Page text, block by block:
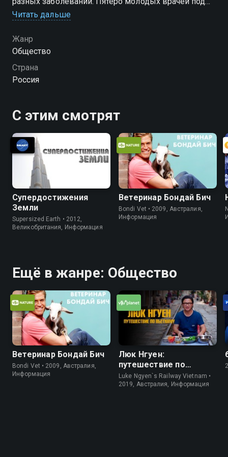
руководством более опытного куратора
людей
Читать дальше
Жанр
Общество
Страна
Россия
С этим смотрят
Супердостижения
Земли
Supersized Earth • 2012,
Великобритания, Информация
Ветеринар Бондай Бич
Bondi Vet • 2009, Австралия,
Информация
Ещё в жанре: Общество
Ветеринар Бондай Бич
Bondi Vet • 2009, Австралия,
Информация
Люк Нгуен:
путешествие по
Вьетнаму
Luke Ngyen`s Railway Vietnam •
2019, Австралия, Информация